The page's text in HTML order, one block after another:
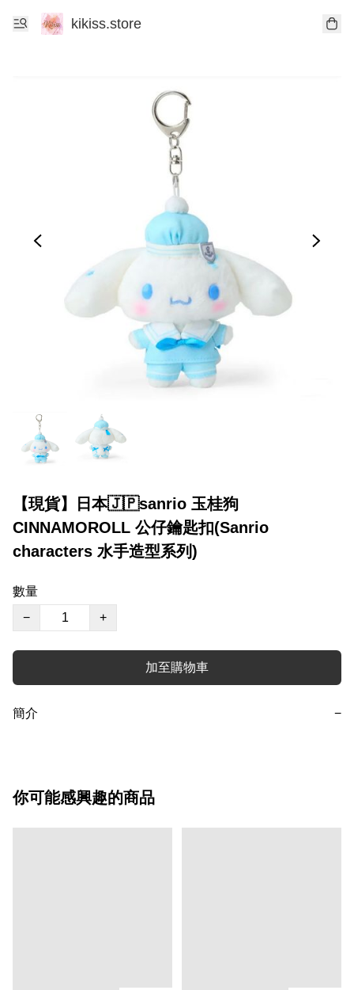
kikiss.store
【現貨】日本🇯🇵sanrio 玉桂狗
CINNAMOROLL 公仔鑰匙扣(Sanrio
characters 水手造型系列)
數量
−
+
加至購物車
簡介 −
你可能感興趣的商品